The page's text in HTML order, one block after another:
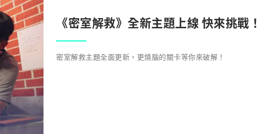
《密室解救》全新主題上線 快來挑戰！
密室解救主題全面更新，更燒腦的關卡等你來破解！